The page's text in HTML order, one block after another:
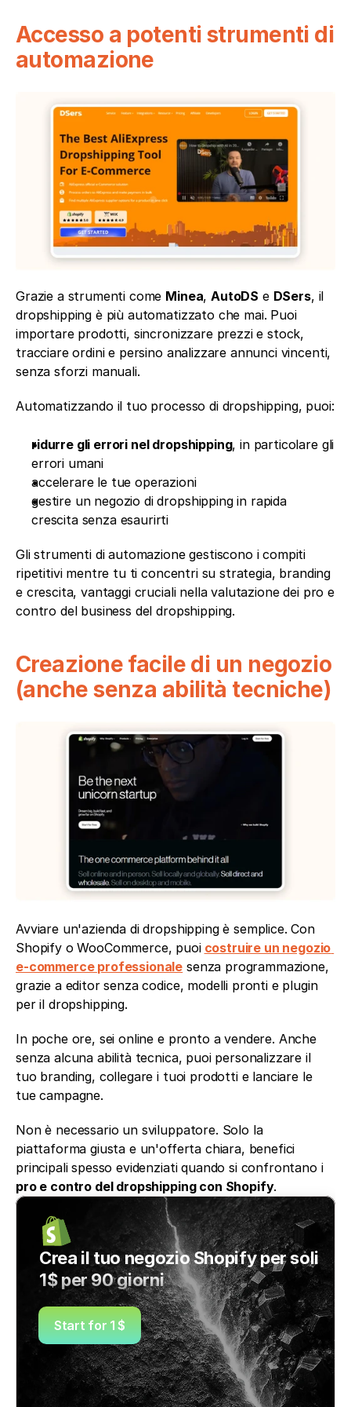
Accesso a potenti strumenti di
automazione
Grazie a strumenti come Minea, AutoDS e DSers, il
dropshipping è più automatizzato che mai. Puoi
importare prodotti, sincronizzare prezzi e stock,
tracciare ordini e persino analizzare annunci vincenti,
senza sforzi manuali.
Automatizzando il tuo processo di dropshipping, puoi:
ridurre gli errori nel dropshipping, in particolare gli
errori umani
accelerare le tue operazioni
gestire un negozio di dropshipping in rapida
crescita senza esaurirti
Gli strumenti di automazione gestiscono i compiti
ripetitivi mentre tu ti concentri su strategia, branding
e crescita, vantaggi cruciali nella valutazione dei pro e
contro del business del dropshipping.
Creazione facile di un negozio
(anche senza abilità tecniche)
Avviare un'azienda di dropshipping è semplice. Con
Shopify o WooCommerce, puoi costruire un negozio
e-commerce professionale senza programmazione,
grazie a editor senza codice, modelli pronti e plugin
per il dropshipping.
In poche ore, sei online e pronto a vendere. Anche
senza alcuna abilità tecnica, puoi personalizzare il
tuo branding, collegare i tuoi prodotti e lanciare le
tue campagne.
Non è necessario un sviluppatore. Solo la
piattaforma giusta e un'offerta chiara, benefici
principali spesso evidenziati quando si confrontano i
pro e contro del dropshipping con Shopify.
Crea il tuo negozio Shopify per soli
1$ per 90 giorni
Start for 1 $